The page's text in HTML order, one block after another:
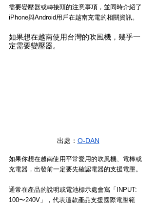
需要變壓器或轉接頭的注意事項，並同時介紹了
iPhone與Android用戶在越南充電的相關資訊。
如果想在越南使用台灣的吹風機，幾乎一
定需要變壓器。
出處： O-DAN
如果你想在越南使用平常愛用的吹風機、電棒或
充電器，出發前一定要先確認電器的支援電壓。
通常在產品的說明或電池標示處會寫「INPUT:
100〜240V」，代表這款產品支援國際電壓範